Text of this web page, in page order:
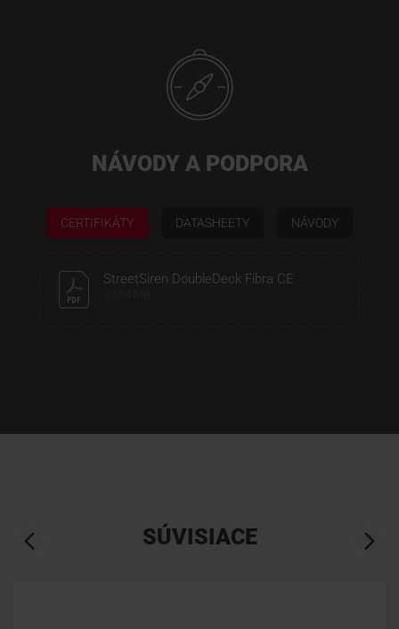
NÁVODY A PODPORA
CERTIFIKÁTY DATASHEETY NÁVODY
StreetSiren DoubleDeck Fibra CE
SÚVISIACE